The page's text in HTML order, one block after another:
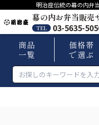
明治座伝統の幕の内弁
幕の内お弁当販売
TEL
03-5635-
商品
一覧
価格帯
で選ぶ